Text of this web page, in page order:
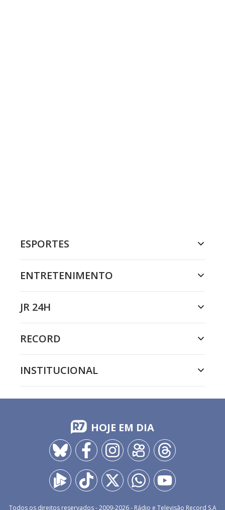
ESPORTES
ENTRETENIMENTO
JR 24H
RECORD
INSTITUCIONAL
HOJE EM DIA
Todos os direitos reservados - 2009-2026- Rádio e Televisão Record S.A